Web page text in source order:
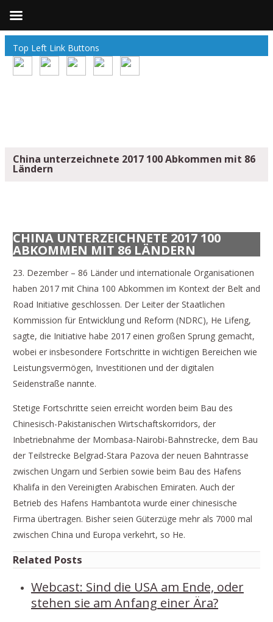
Top Left Link Buttons
China unterzeichnete 2017 100 Abkommen mit 86
Ländern
CHINA UNTERZEICHNETE 2017 100
ABKOMMEN MIT 86 LÄNDERN
23. Dezember – 86 Länder und internationale Organisationen
haben 2017 mit China 100 Abkommen im Kontext der Belt and
Road Initiative geschlossen. Der Leiter der Staatlichen
Kommission für Entwicklung und Reform (NDRC), He Lifeng,
sagte, die Initiative habe 2017 einen großen Sprung gemacht,
wobei er insbesondere Fortschritte in wichtigen Bereichen wie
Leistungsvermögen, Investitionen und der digitalen
Seidenstraße nannte.
Stetige Fortschritte seien erreicht worden beim Bau des
Chinesisch-Pakistanischen Wirtschaftskorridors, der
Inbetriebnahme der Mombasa-Nairobi-Bahnstrecke, dem Bau
der Teilstrecke Belgrad-Stara Pazova der neuen Bahntrasse
zwischen Ungarn und Serbien sowie beim Bau des Hafens
Khalifa in den Vereinigten Arabischen Emiraten. Auch der
Betrieb des Hafens Hambantota wurde einer chinesische
Firma übertragen. Bisher seien Güterzüge mehr als 7000 mal
zwischen China und Europa verkehrt, so He.
Related Posts
Webcast: Sind die USA am Ende, oder
stehen sie am Anfang einer Ära?